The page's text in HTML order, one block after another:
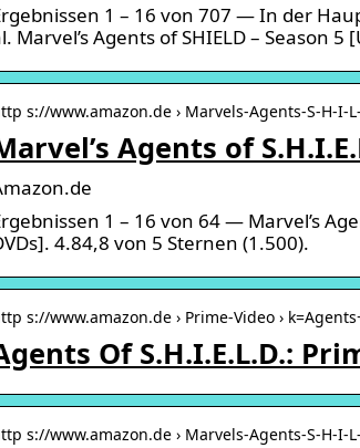
1 – 16 von 707 — In der
Marvel’s Agents of SHIELD – Season 5
s://www.amazon.de › Marvels-Agents-S-H-I-
Agents of
1 – 16 von 64 — Marvel’s
4.84,8 von 5 Sternen (1.500).
s://www.amazon.de › Prime-Video ›
Of S.H.I.E.L.D.:
s://www.amazon.de › Marvels-Agents-S-H-I-